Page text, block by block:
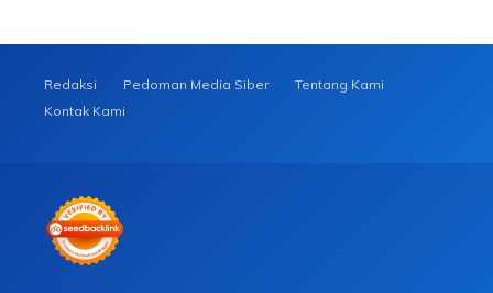
Redaksi Pedoman Media Siber
Tentang Kami
Kontak Kami